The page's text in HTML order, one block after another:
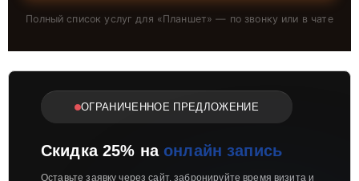
Полный список услуг для «Планшет» — по звонку или в чате
ОГРАНИЧЕННОЕ ПРЕДЛОЖЕНИЕ
Скидка 25% наонлайн запись
Оставьте заявку через сайт, забронируйте время визита и